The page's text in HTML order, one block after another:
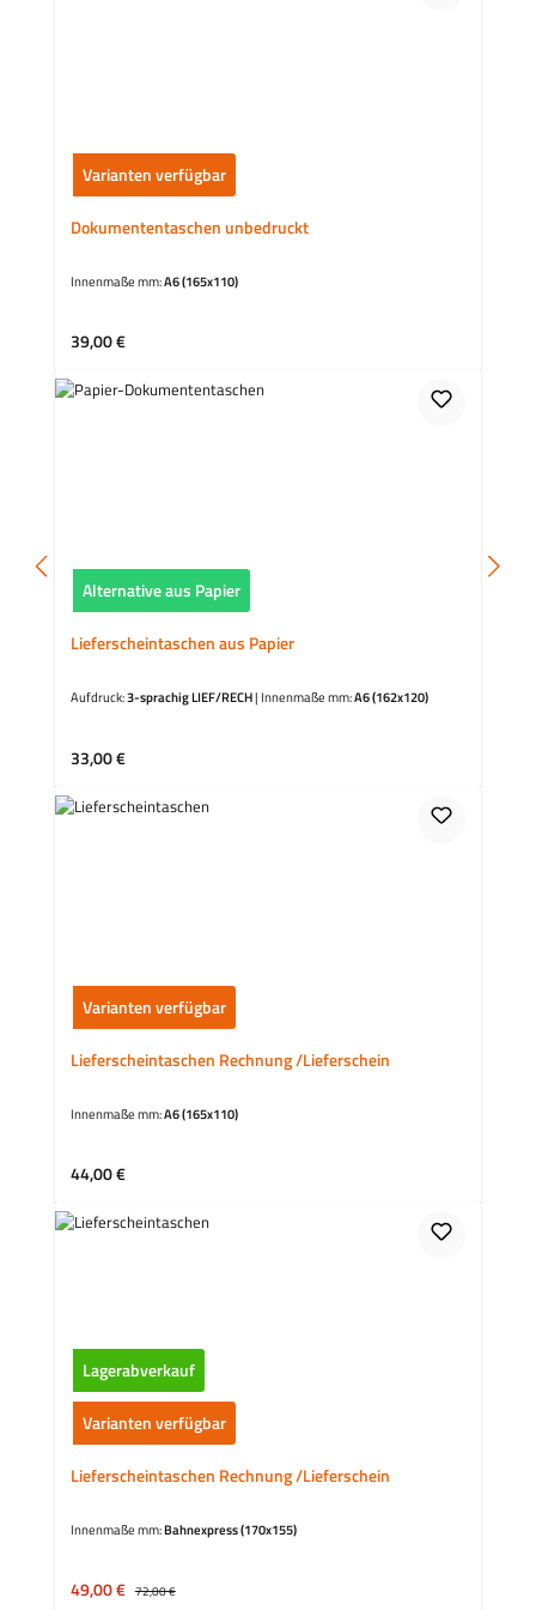
Varianten verfügbar
Dokumententaschen unbedruckt
Innenmaße mm:A6 (165x110)
Regulärer Preis:
39,00 €
Alternative aus Papier
Lieferscheintaschen aus Papier
Aufdruck:3-sprachig LIEF/RECH| Innenmaße mm:A6 (162x120)
Regulärer Preis:
33,00 €
Varianten verfügbar
Lieferscheintaschen Rechnung /Lieferschein
Innenmaße mm:A6 (165x110)
Regulärer Preis:
44,00 €
Lagerabverkauf
Varianten verfügbar
Lieferscheintaschen Rechnung /Lieferschein
Innenmaße mm:Bahnexpress (170x155)
Verkaufspreis:
49,00 € Regulärer Preis:
72,00 €